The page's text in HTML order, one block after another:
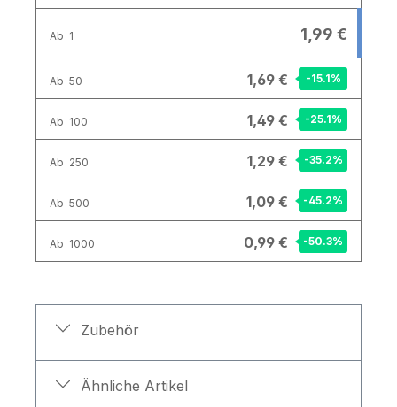
Ab 1 1,99 €
Ab 50 1,69 € -15.1%
Ab 100 1,49 € -25.1%
Ab 250 1,29 € -35.2%
Ab 500 1,09 € -45.2%
Ab 1000 0,99 € -50.3%
Zubehör
Ähnliche Artikel